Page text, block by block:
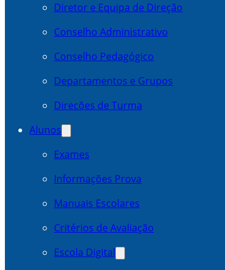
Diretor e Equipa de Direção
Conselho Administrativo
Conselho Pedagógico
Departamentos e Grupos
Direcões de Turma
Alunos
Exames
Informações Prova
Manuais Escolares
Critérios de Avaliação
Escola Digital